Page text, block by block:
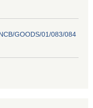
GOODS/01/083/084